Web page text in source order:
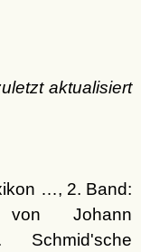
aktualisiert
…, 2. Band:
von Johann